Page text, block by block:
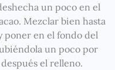
un poco en el
Mezclar bien hasta
poner en el fondo del
un poco por
el relleno.